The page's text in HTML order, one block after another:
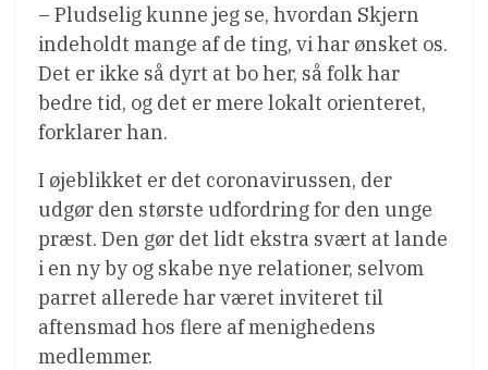
– Pludselig kunne jeg se, hvordan Skjern
indeholdt mange af de ting, vi har ønsket os.
Det er ikke så dyrt at bo her, så folk har
bedre tid, og det er mere lokalt orienteret,
forklarer han.
I øjeblikket er det coronavirussen, der
udgør den største udfordring for den unge
præst. Den gør det lidt ekstra svært at lande
i en ny by og skabe nye relationer, selvom
parret allerede har været inviteret til
aftensmad hos flere af menighedens
medlemmer.